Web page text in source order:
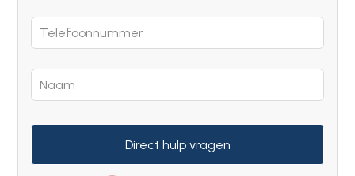
Direct hulp vragen